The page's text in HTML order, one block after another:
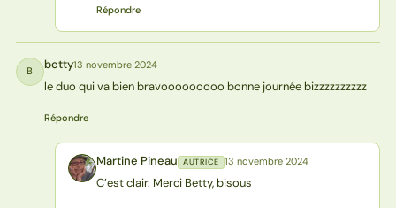
Répondre
B betty13 novembre 2024
le duo qui va bien bravooooooooo bonne journée bizzzzzzzzzz
Répondre
MP Martine Pineau AUTRICE 13 novembre 2024
C’est clair. Merci Betty, bisous